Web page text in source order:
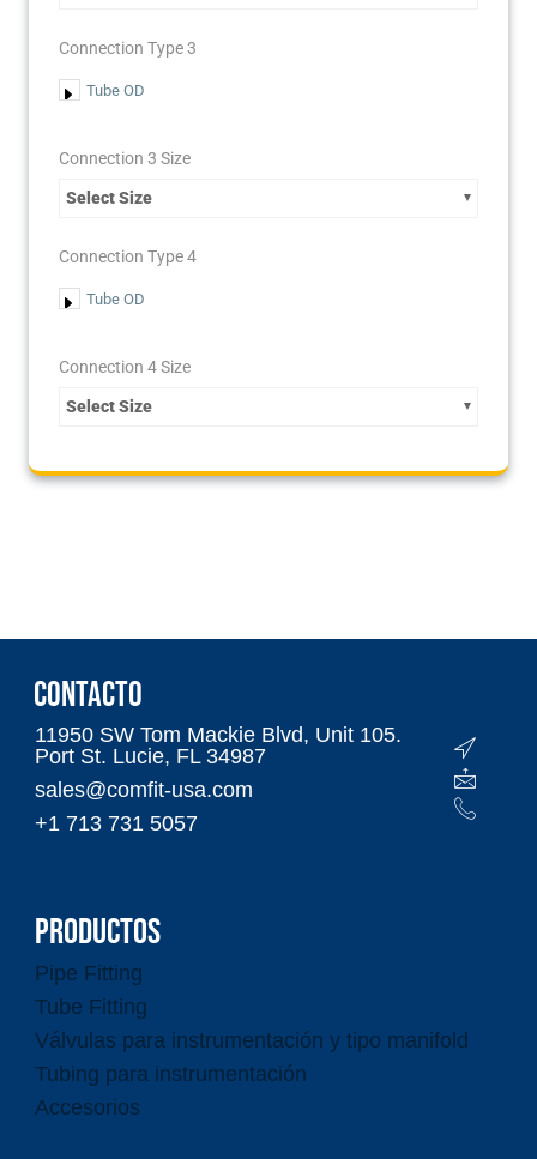
Connection Type 3
Tube OD
Connection 3 Size
Select Size
Connection Type 4
Tube OD
Connection 4 Size
Select Size
PRODUCTOS
Pipe Fitting
Tube Fitting
Válvulas para instrumentación y tipo manifold
Tubing para instrumentación
Accesorios
CONTACTO
11950 SW Tom Mackie Blvd, Unit 105.
Port St. Lucie, FL 34987
sales@comfit-usa.com
+1 713 731 5057